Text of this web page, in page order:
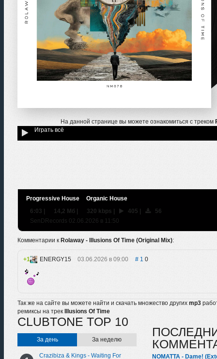
На данной странице вы можете ознакомиться с треком
Играть всё
Progressive House
Organic House
6:03 | 14,2 Мб | 320 kbps | 405 |
56
SenDRecords 02.06.2026 в 11:50
Комментарии к Rolaway - Illusions Of Time (Original Mix):
1 ENERGY15 03.06.2026 в 09:00 10
Так же на сайте вы можете найти и скачать множество других mp3
ремиксы на трек
Illusions Of Time
CLUBTONE TOP 10
За день За неделю
Crazibiza & Kings - Waiting For
NOMATTA - Dame!